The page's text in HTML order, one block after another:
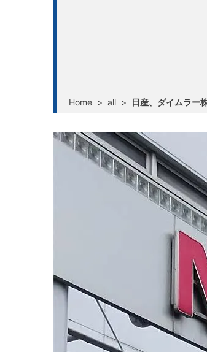
Home > all > 日産、ダイムラー